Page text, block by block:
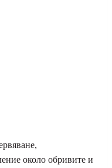
около обривите и